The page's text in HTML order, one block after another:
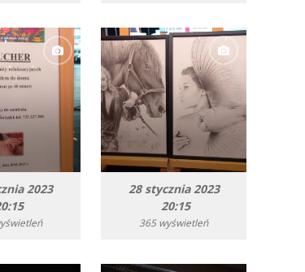
2023
28 stycznia 2023
20:15
365 wyświetleń